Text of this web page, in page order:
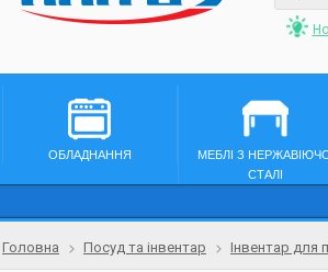
ОБЛАДНАННЯ
МЕБЛІ З
СТАЛІ
Головна Посуд та інвентар Інвентар для